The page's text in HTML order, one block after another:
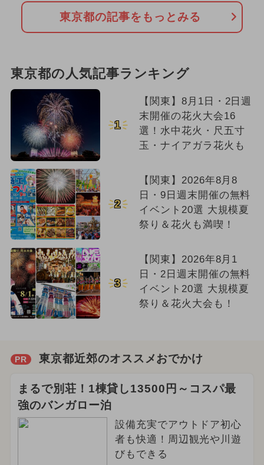
東京都の記事をもっとみる
東京都の人気記事ランキング
1
【関東】8月1日・2日週
末開催の花火大会16
選！水中花火・尺五寸
玉・ナイアガラ花火も
2
【関東】2026年8月8
日・9日週末開催の無料
イベント20選 大規模夏
祭り＆花火も満喫！
3
【関東】2026年8月1
日・2日週末開催の無料
イベント20選 大規模夏
祭り＆花火大会も！
PR 東京都近郊のオススメおでかけ
まるで別荘！1棟貸し13500円～コスパ最
強のバンガロー泊
設備充実でアウトドア初心
者も快適！周辺観光や川遊
びもできる